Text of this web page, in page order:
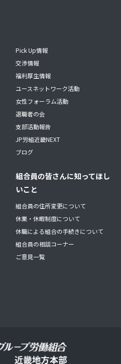
Pick Up情報
交渉情報
福利厚生情報
ユースネットワーク活動
女性フォーラム活動
退職者の会
支部活動報告
JP労組近畿NEXT
ブログ
組合員の皆さんに知ってほし
いこと
組合員の住所変更について
休業・休暇制度について
休職による組合の手続きについて
組合員の相談コーナー
ご意見一覧